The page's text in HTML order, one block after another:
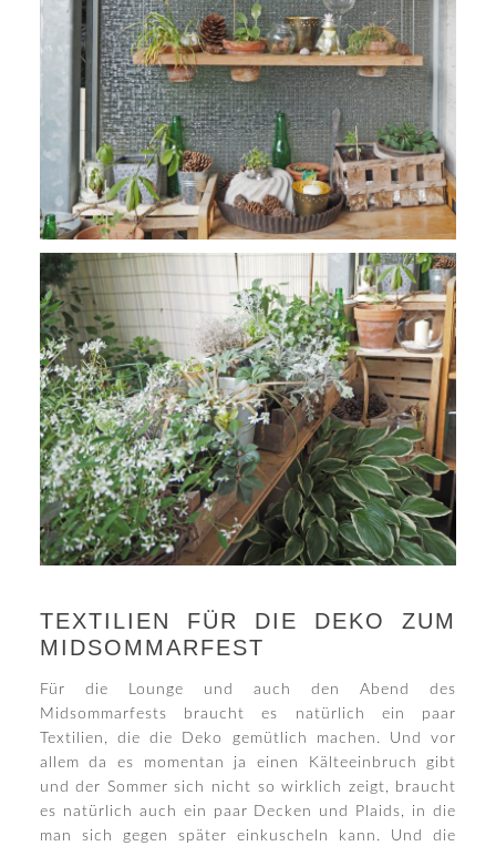
TEXTILIEN FÜR DIE DEKO ZUM
MIDSOMMARFEST
Für die Lounge und auch den Abend des
Midsommarfests braucht es natürlich ein paar
Textilien, die die Deko gemütlich machen. Und vor
allem da es momentan ja einen Kälteeinbruch gibt
und der Sommer sich nicht so wirklich zeigt, braucht
es natürlich auch ein paar Decken und Plaids, in die
man sich gegen später einkuscheln kann. Und die